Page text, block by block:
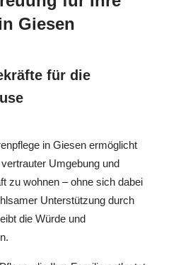
Giesen
für die
in Giesen ermöglicht
Umgebung und
zu wohnen – ohne sich dabei
Unterstützung durch
die Würde und